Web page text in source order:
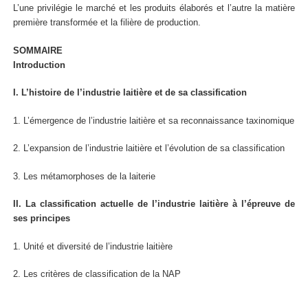
L’une privilégie le marché et les produits élaborés et l’autre la matière
première transformée et la filière de production.
SOMMAIRE
Introduction
I. L’histoire de l’industrie laitière et de sa classification
1. L’émergence de l’industrie laitière et sa reconnaissance taxinomique
2. L’expansion de l’industrie laitière et l’évolution de sa classification
3. Les métamorphoses de la laiterie
II. La classification actuelle de l’industrie laitière à l’épreuve de
ses principes
1. Unité et diversité de l’industrie laitière
2. Les critères de classification de la NAP